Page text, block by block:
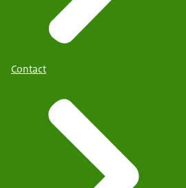
Contact